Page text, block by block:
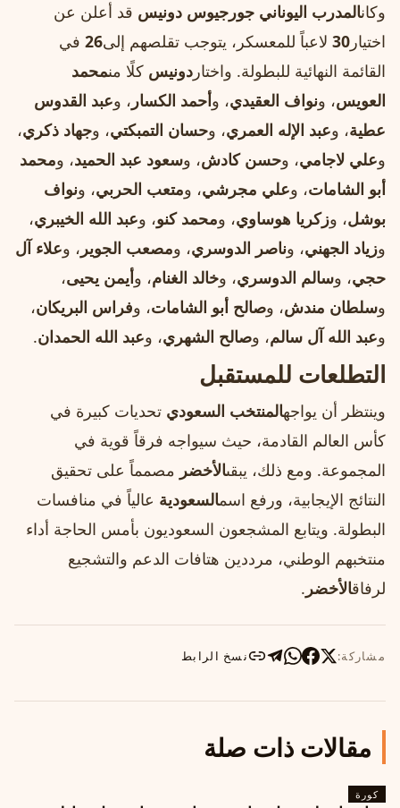
وكانالمدرب اليوناني جورجيوس دونيس قد أعلن عن
اختيار 30 لاعباً للمعسكر، يتوجب تقلصهم إلى26 في
القائمة النهائية للبطولة. واختار دونيس كلًا منمحمد
العويس، ونواف العقيدي، وأحمد الكسار ، وعبد القدوس
عطية، وعبد الإله العمري، وحسان التمبكتي، وجهاد ذكري،
وعلي لاجامي، وحسن كادش، وسعود عبد الحميد، ومحمد
أبو الشامات، وعلي مجرشي، ومتعب الحربي، ونواف
بوشل، وزكريا هوساوي، ومحمد كنو، وعبد الله الخيبري،
وزياد الجهني، وناصر الدوسري، ومصعب الجوير ، وعلاء آل
حجي، وسالم الدوسري، وخالد الغنام، وأيمن يحيى،
وسلطان مندش، وصالح أبو الشامات، وفراس البريكان،
وعبد الله آل سالم، وصالح الشهري، وعبد الله الحمدان.
التطلعات للمستقبل
وينتظر أن يواجهالمنتخب السعودي تحديات كبيرة في
كأس العالم القادمة، حيث سيواجه فرقاً قوية في
المجموعة. ومع ذلك، يبقىالأخضر مصمماً على تحقيق
النتائج الإيجابية، ورفع اسمالسعودية عالياً في منافسات
البطولة. ويتابع المشجعون السعوديون بأمس الحاجة أداء
منتخبهم الوطني، مرددين هتافات الدعم والتشجيع
لرفاقالأخضر .
مشاركة: نسخ الرابط
مقالات ذات صلة
كورة